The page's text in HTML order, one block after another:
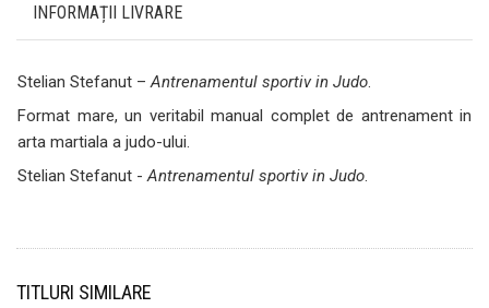
INFORMAȚII LIVRARE
Stelian Stefanut – Antrenamentul sportiv in Judo
Format mare, un veritabil manual complet de antrenament in
arta martiala a judo-ului.
Stelian Stefanut - Antrenamentul sportiv in Judo
TITLURI SIMILARE